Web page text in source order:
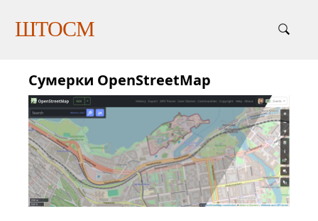
ШТОСМ
Сумерки OpenStreetMap